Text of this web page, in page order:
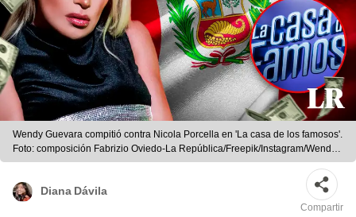
Wendy Guevara compitió contra Nicola Porcella en 'La casa de los famosos'.
Foto: composición Fabrizio Oviedo-La República/Freepik/Instagram/Wendy
Guevara
Diana Dávila
Compartir